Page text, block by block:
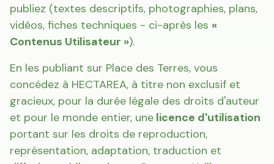
publiez (textes descriptifs, photographies, plans,
vidéos, fiches techniques - ci-après les «
Contenus Utilisateur »).
En les publiant sur Place des Terres, vous
concédez à HECTAREA, à titre non exclusif et
gracieux, pour la durée légale des droits d'auteur
et pour le monde entier, une licence d'utilisation
portant sur les droits de reproduction,
représentation, adaptation, traduction et